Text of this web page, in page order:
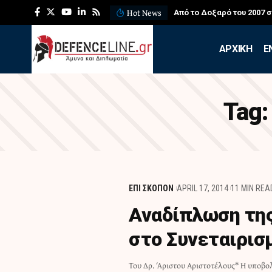
Hot News Από το Δοξαρό του 2007
APXIKH
Tag:
ΕΠΙ ΣΚΟΠΟΝ APRIL 17, 2014 11 MIN
Αναδίπλωση
στο
Του Δρ. Άριστου Αριστοτέλους* Η
Κύπρου. Όμως ορισμένες δηλώσεις